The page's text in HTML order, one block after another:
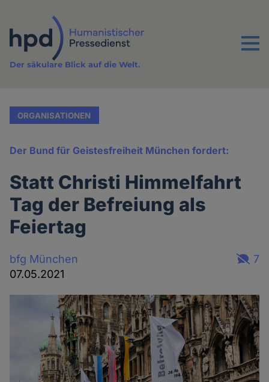
Inhalt
Menu
Der säkulare Blick auf die Welt.
ORGANISATIONEN
Der Bund für Geistesfreiheit München fordert:
Statt Christi Himmelfahrt
Tag der Befreiung als
Feiertag
bfg München
07.05.2021
7